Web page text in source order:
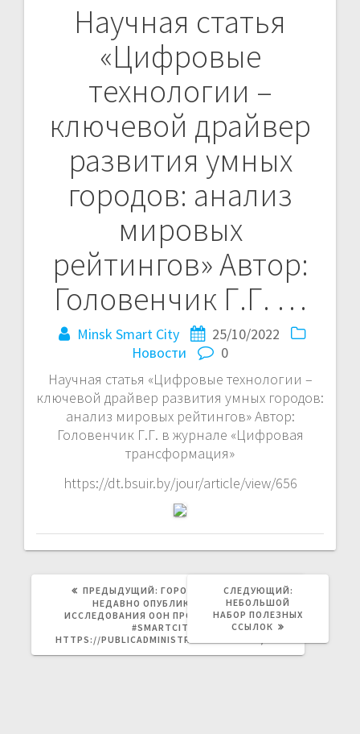
Научная статья
«Цифровые
технологии –
ключевой драйвер
развития умных
городов: анализ
мировых
рейтингов» Автор:
Головенчик Г.Г. …
Minsk Smart City
25/10/2022
Новости
0
Научная статья «Цифровые технологии –
ключевой драйвер развития умных городов:
анализ мировых рейтингов» Автор:
Головенчик Г.Г. в журнале «Цифровая
трансформация»
https://dt.bsuir.by/jour/article/view/656
Навигация
записям
ПРЕДЫДУЩИЙ: ПРЕДЫДУЩАЯ
ЗАПИСЬ:
ГОРОДА-ЛИДЕРЫ ИЗ
НЕДАВНО ОПУБЛИКОВАННОГО
ИССЛЕДОВАНИЯ ООН ПРО #EGOVERNMENT
#SMARTCITIES
HTTPS://PUBLICADMINISTRATION.UN.ORG/E…
СЛЕДУЮЩИЙ:
НЕБОЛЬШОЙ
НАБОР ПОЛЕЗНЫХ
ССЫЛОК